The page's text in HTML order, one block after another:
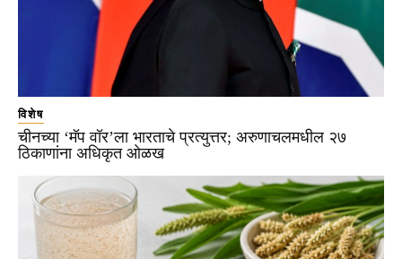
विशेष
चीनच्या ‘मॅप वॉर’ला भारताचे प्रत्युत्तर; अरुणाचलमधील २७
ठिकाणांना अधिकृत ओळख